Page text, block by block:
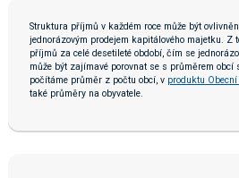
Struktura příjmů v každém roce může být
jednorázovým prodejem kapitálového majetku. Z
příjmů za celé desetileté období, čím se
může být zajímavé porovnat se s průměrem obcí
počítáme průměr z počtu obcí, v produktu
také průměry na obyvatele.